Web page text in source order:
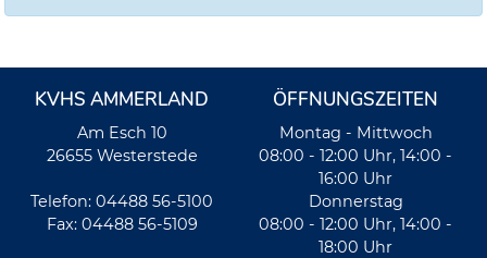
KVHS AMMERLAND
Am Esch 10
26655 Westerstede
Telefon: 04488 56-5100
Fax: 04488 56-5109
ÖFFNUNGSZEITEN
Montag - Mittwoch
08:00 - 12:00 Uhr, 14:00 -
16:00 Uhr
Donnerstag
08:00 - 12:00 Uhr, 14:00 -
18:00 Uhr